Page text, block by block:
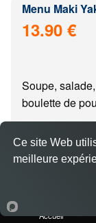
Menu Maki
13.90 €
Soupe,
boulette de
Menu
Accueil
Ce site Web
meilleure